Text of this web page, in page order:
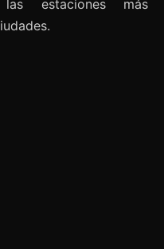
estaciones más